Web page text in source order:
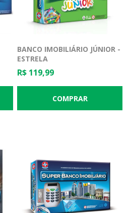
BANCO IMOBILIÁRIO JÚNIOR -
ESTRELA
R$ 119,99